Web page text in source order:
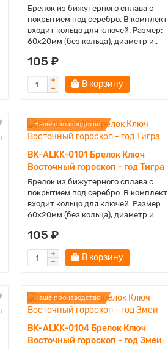
Брелок из бижутерного сплава с
покрытием под серебро. В комплект
входит кольцо для ключей. Размер:
60х20мм (без кольца), диаметр и..
105 ₽
В корзину
Наше производство
BK-ALKK-0101 Брелок Ключ
Восточный гороскоп - год Тигра
Брелок из бижутерного сплава с
покрытием под серебро. В комплект
входит кольцо для ключей. Размер:
60х20мм (без кольца), диаметр и..
105 ₽
В корзину
Наше производство
BK-ALKK-0104 Брелок Ключ
Восточный гороскоп - год Змеи